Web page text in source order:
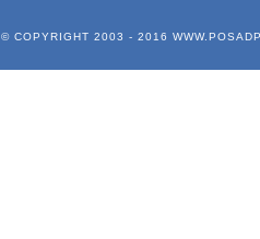
© COPYRIGHT 2003 - 2016